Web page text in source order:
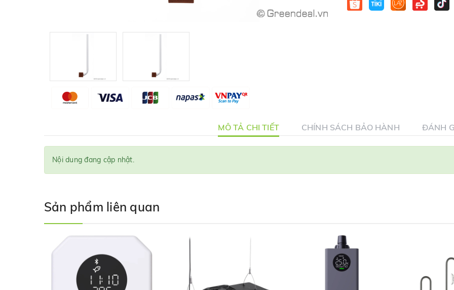
MÔ TẢ CHI TIẾT CHÍNH SÁCH BẢO HÀNH ĐÁNH
Nội dung đang cập nhật.
Sản phẩm liên quan